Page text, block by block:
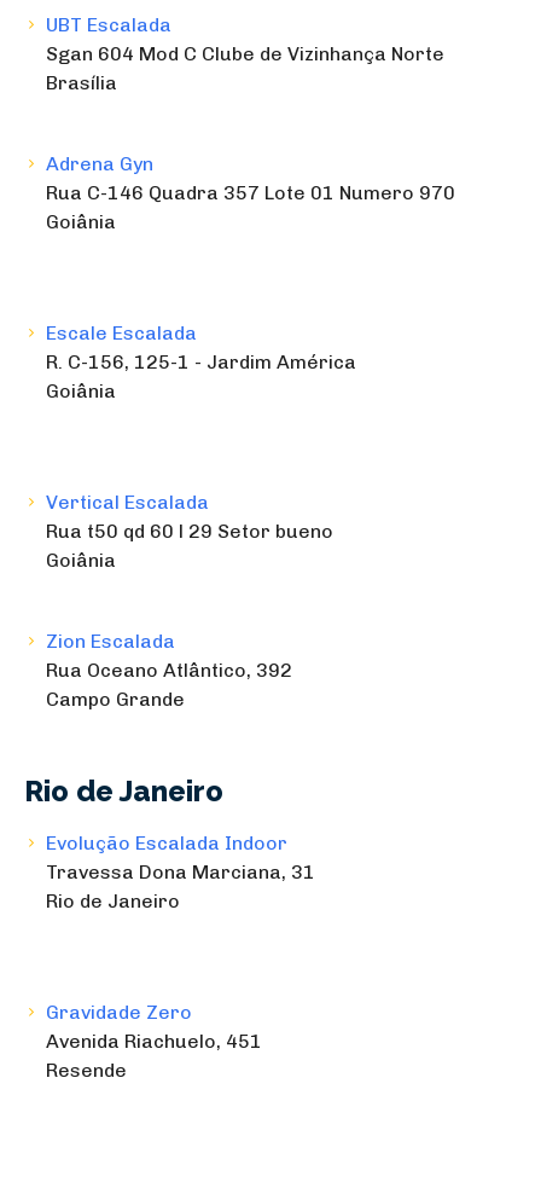
UBT Escalada
Sgan 604 Mod C Clube de Vizinhança Norte
Brasília
Adrena Gyn
Rua C-146 Quadra 357 Lote 01 Numero 970
Goiânia
Escale Escalada
R. C-156, 125-1 - Jardim América
Goiânia
Vertical Escalada
Rua t50 qd 60 l 29 Setor bueno
Goiânia
Zion Escalada
Rua Oceano Atlântico, 392
Campo Grande
Rio de Janeiro
Evolução Escalada Indoor
Travessa Dona Marciana, 31
Rio de Janeiro
Gravidade Zero
Avenida Riachuelo, 451
Resende